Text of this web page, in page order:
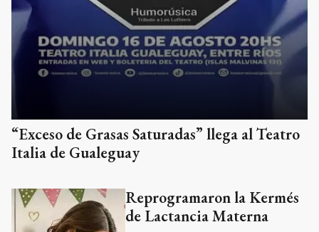
“Exceso de Grasas Saturadas” llega al Teatro
Italia de Gualeguay
Reprogramaron la Kermés
de Lactancia Materna